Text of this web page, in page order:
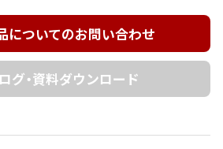
についてのお問い合わせ
グ・資料ダウンロード